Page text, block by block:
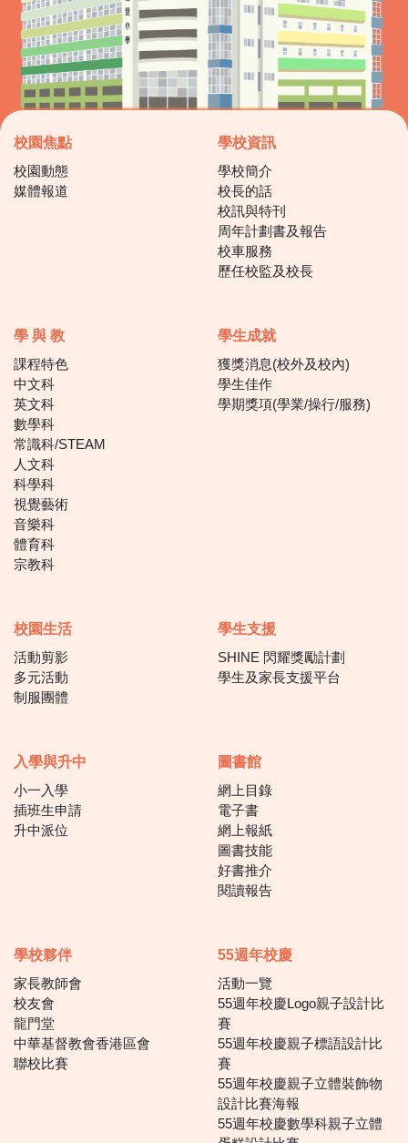
校園焦點
校園動態
媒體報道
學校資訊
學校簡介
校長的話
校訊與特刊
周年計劃書及報告
校車服務
歷任校監及校長
學 與 教
課程特色
中文科
英文科
數學科
常識科/STEAM
人文科
科學科
視覺藝術
音樂科
體育科
宗教科
學生成就
獲獎消息(校外及校內)
學生佳作
學期獎項(學業/操行/服務)
校園生活
活動剪影
多元活動
制服團體
學生支援
SHINE 閃耀獎勵計劃
學生及家長支援平台
入學與升中
小一入學
插班生申請
升中派位
圖書館
網上目錄
電子書
網上報紙
圖書技能
好書推介
閱讀報告
學校夥伴
家長教師會
校友會
龍門堂
中華基督教會香港區會
聯校比賽
55週年校慶
活動一覽
55週年校慶Logo親子設計比
賽
55週年校慶親子標語設計比
賽
55週年校慶親子立體裝飾物
設計比賽海報
55週年校慶數學科親子立體